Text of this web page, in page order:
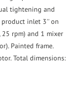
tightening and
product inlet 3'' on
rpm) and 1 mixer
Painted frame.
Total dimensions: